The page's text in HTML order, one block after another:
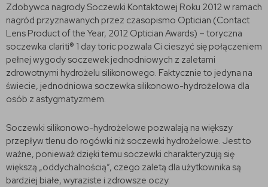
Zdobywca nagrody Soczewki Kontaktowej Roku 2012 w ramach
nagród przyznawanych przez czasopismo Optician (Contact
Lens Product of the Year, 2012 Optician Awards) – toryczna
soczewka clariti® 1 day toric pozwala Ci cieszyć się połączeniem
pełnej wygody soczewek jednodniowych z zaletami
zdrowotnymi hydrożelu silikonowego. Faktycznie to jedyna na
świecie, jednodniowa soczewka silikonowo-hydrożelowa dla
osób z astygmatyzmem.
Soczewki silikonowo-hydrożelowe pozwalają na większy
przepływ tlenu do rogówki niż soczewki hydrożelowe. Jest to
ważne, ponieważ dzięki temu soczewki charakteryzują się
większą „oddychalnością”, czego zaletą dla użytkownika są
bardziej białe, wyraziste i zdrowsze oczy.